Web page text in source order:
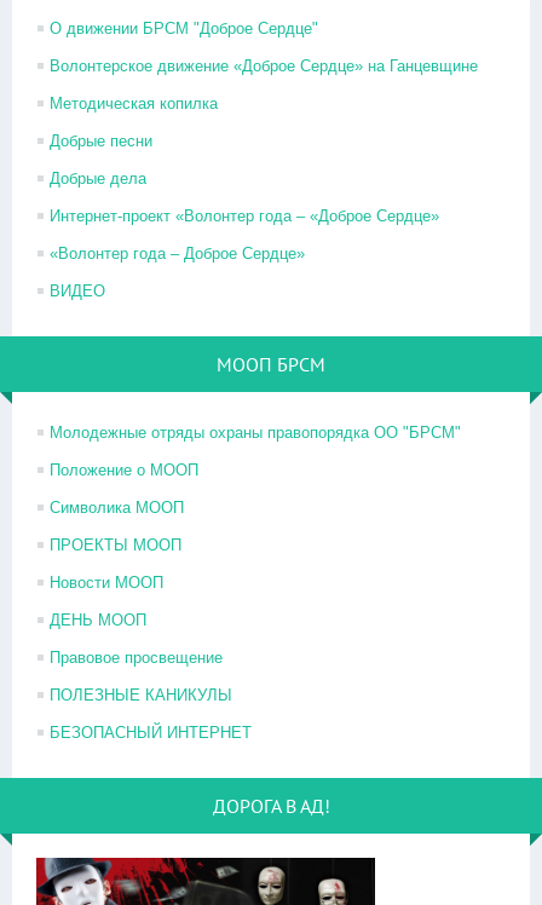
О движении БРСМ "Доброе Сердце"
Волонтерское движение «Доброе Сердце» на Ганцевщине
Методическая копилка
Добрые песни
Добрые дела
Интернет-проект «Волонтер года – «Доброе Сердце»
«Волонтер года – Доброе Сердце»
ВИДЕО
МООП БРСМ
Молодежные отряды охраны правопорядка ОО "БРСМ"
Положение о МООП
Символика МООП
ПРОЕКТЫ МООП
Новости МООП
ДЕНЬ МООП
Правовое просвещение
ПОЛЕЗНЫЕ КАНИКУЛЫ
БЕЗОПАСНЫЙ ИНТЕРНЕТ
ДОРОГА В АД!